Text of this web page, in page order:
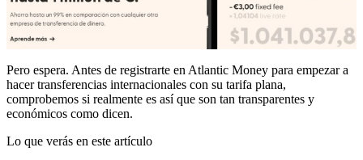
Pero espera. Antes de registrarte en Atlantic Money para empezar a
hacer transferencias internacionales con su tarifa plana,
comprobemos si realmente es así que son tan transparentes y
económicos como dicen.
Lo que verás en este artículo